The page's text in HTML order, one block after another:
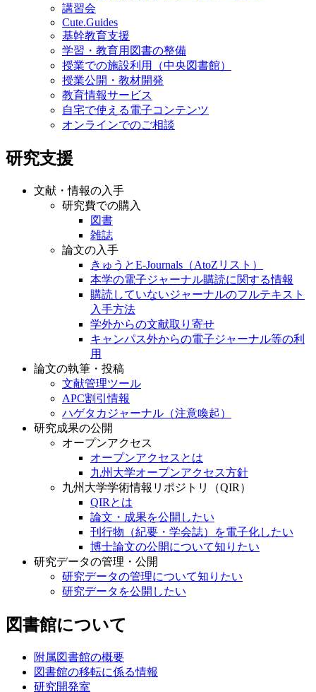
講習会
Cute.Guides
基幹教育支援
学習・教育用図書の整備
授業での施設利用（中央図書館）
授業公開・教材開発
教育情報サービス
自宅で使える電子コンテンツ
オンラインでのご相談
研究支援
文献・情報の入手
研究費での購入
図書
雑誌
論文の入手
きゅうとE-Journals（AtoZリスト）
本学の電子ジャーナル購読に関する情報
購読していないジャーナルのフルテキスト
入手方法
学外からの文献取り寄せ
キャンパス外からの電子ジャーナル等の利
用
論文の執筆・投稿
文献管理ツール
APC割引情報
ハゲタカジャーナル（注意喚起）
研究成果の公開
オープンアクセス
オープンアクセスとは
九州大学オープンアクセス方針
九州大学学術情報リポジトリ（QIR）
QIRとは
論文・成果を公開したい
刊行物（紀要・学会誌）を電子化したい
博士論文の公開について知りたい
研究データの管理・公開
研究データの管理について知りたい
研究データを公開したい
図書館について
附属図書館の概要
図書館の移転に係る情報
研究開発室